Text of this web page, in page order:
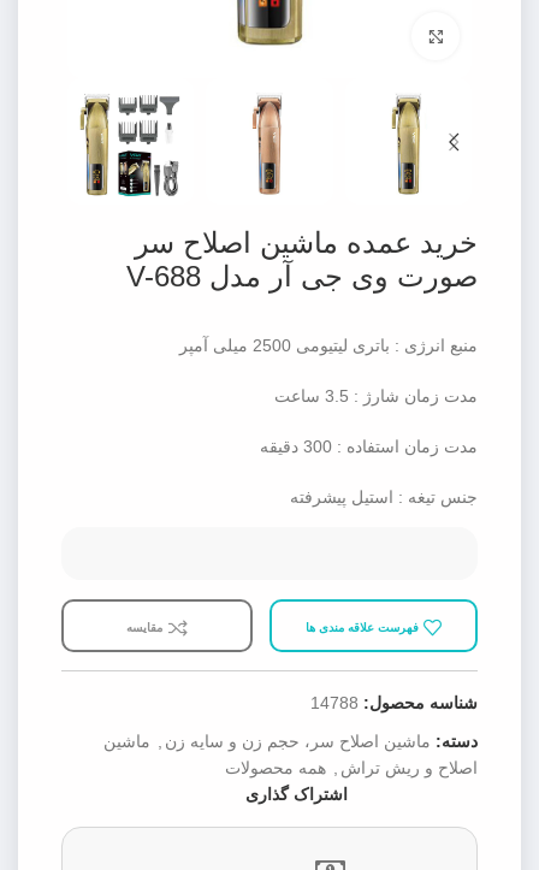
برای بزرگنمایی کلیک کنید
خرید عمده ماشین اصلاح سر
صورت وی جی آر مدل V-688
منبع انرژی : باتری لیتیومی 2500 میلی آمپر
مدت زمان شارژ : 3.5 ساعت
مدت زمان استفاده : 300 دقیقه
جنس تیغه : استیل پیشرفته
فهرست علاقه مندی ها مقایسه
شناسه محصول: 14788
دسته: ماشین اصلاح سر، حجم زن و سایه زن , ماشین
اصلاح و ریش تراش , همه محصولات
اشتراک گذاری